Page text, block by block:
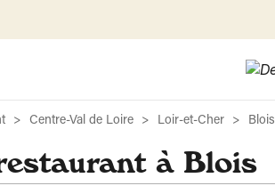
Centre-Val de Loire Loir-et-Cher Blois
à Blois